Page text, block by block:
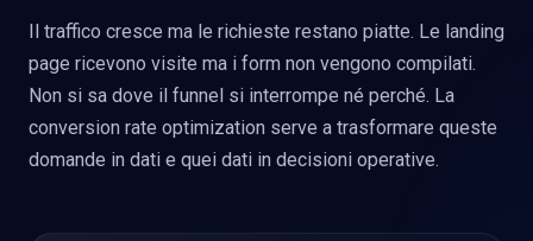
Il traffico cresce ma le richieste restano piatte. Le landing
page ricevono visite ma i form non vengono compilati.
Non si sa dove il funnel si interrompe né perché. La
conversion rate optimization serve a trasformare queste
domande in dati e quei dati in decisioni operative.